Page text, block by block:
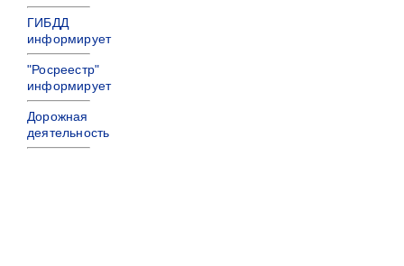
ГИБДД
информирует
"Росреестр"
информирует
Дорожная
деятельность